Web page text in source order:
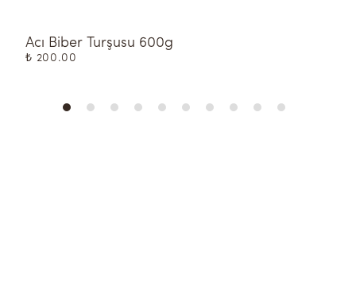
Acı Biber Turşusu 600g
₺ 200.00